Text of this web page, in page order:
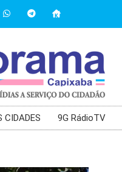
CIDADES 9G RádioTV